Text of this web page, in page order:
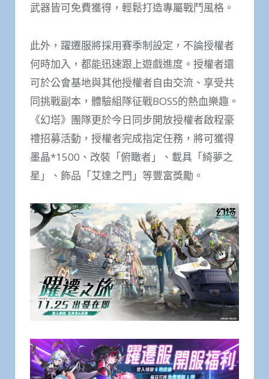
武器皆可免費獲得，輕鬆打造專屬戰鬥風格。
此外，躍遷服將採用賽季制設定，不論授權者
何時加入，都能迅速跟上遊戲進度。授權者還
可於公會基地與其他授權者自由交流、享受共
同挑戰副本，體驗組隊征戰BOSS的熱血樂趣。
《幻塔》團隊更於今日同步開放授權者啟程豪
禮招募活動，授權者完成指定任務，將可獲得
墨晶*1500、改裝「俯瞰者」、載具「綺夢之
星」、飾品「艾達之門」等豐富獎勵。